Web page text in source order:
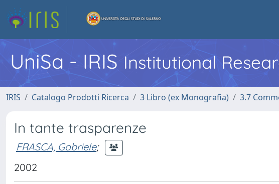
UniSa - IRIS Institutional
IRIS Catalogo Prodotti Ricerca 3 Libro (ex Monografia) 3.7
In tante trasparenze
FRASCA, Gabriele;
2002